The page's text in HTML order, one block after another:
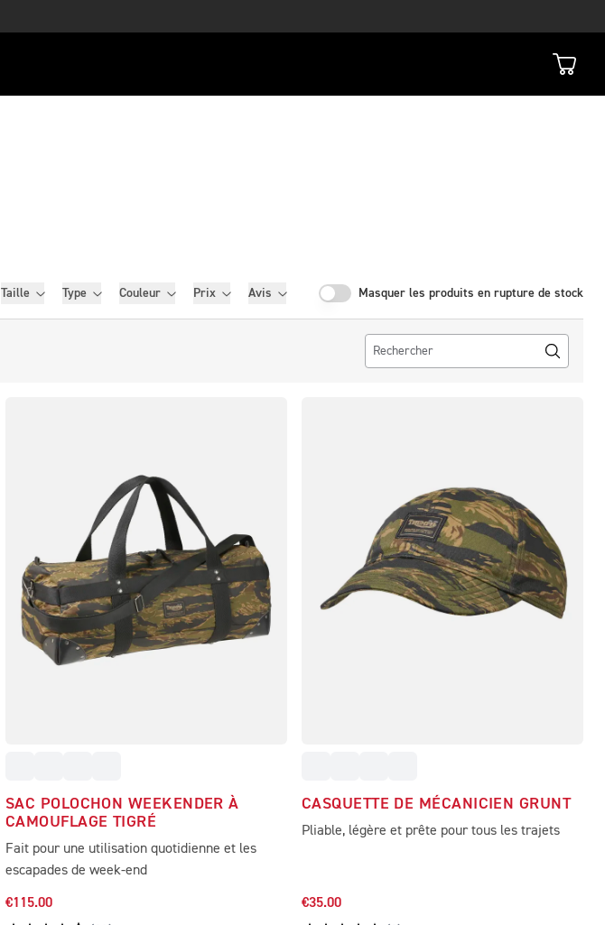
Taille Type Couleur Prix Avis Masquer les produits en rupture de stock
SAC POLOCHON WEEKENDER À
CAMOUFLAGE TIGRÉ
Fait pour une utilisation quotidienne et les
escapades de week-end
€115.00
CASQUETTE DE MÉCANICIEN GRUNT
Pliable, légère et prête pour tous les trajets
€35.00